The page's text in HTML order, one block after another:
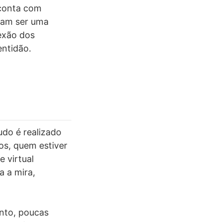
com
ser uma
dos
é realizado
quem estiver
virtual
a mira,
poucas